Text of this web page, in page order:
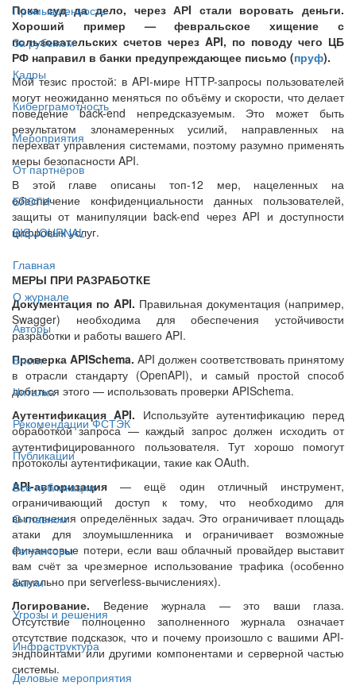
Промышленность
За рубежом
Кадры
Киберграмотность
Мероприятия
От партнёров
БЛОГИ
BIS JOURNAL
Главная
О журнале
Авторы
Блоги
Читалка
Рекомендации ФСТЭК
Публикации
Все публикации
О главном
Регуляторы
Банки
Угрозы и решения
Инфраструктура
Деловые мероприятия
Пока суд да дело, через АРI стали воровать деньги.
Хороший пример — февральское хищение с
пользовательских счетов через API, по поводу чего ЦБ
РФ направил в банки предупреждающее письмо (пруф).
Мой тезис простой: в API-мире HTTP-запросы пользователей
могут неожиданно меняться по объёму и скорости, что делает
поведение back-end непредсказуемым. Это может быть
результатом злонамеренных усилий, направленных на
перехват управления системами, поэтому разумно применять
меры безопасности API.
В этой главе описаны топ-12 мер, нацеленных на
обеспечение конфиденциальности данных пользователей,
защиты от манипуляции back-end через API и доступности
цифровых услуг.
МЕРЫ ПРИ РАЗРАБОТКЕ
Документация по API. Правильная документация (например,
Swagger) необходима для обеспечения устойчивости
разработки и работы вашего API.
Проверка APISchema. API должен соответствовать принятому
в отрасли стандарту (OpenAPI), и самый простой способ
добиться этого — использовать проверки APISchema.
Аутентификация API. Используйте аутентификацию перед
обработкой запроса — каждый запрос должен исходить от
аутентифицированного пользователя. Тут хорошо помогут
протоколы аутентификации, такие как OAuth.
API-авторизация — ещё один отличный инструмент,
ограничивающий доступ к тому, что необходимо для
выполнения определённых задач. Это ограничивает площадь
атаки для злоумышленника и ограничивает возможные
финансовые потери, если ваш облачный провайдер выставит
вам счёт за чрезмерное использование трафика (особенно
актуально при serverless-вычислениях).
Логирование. Ведение журнала — это ваши глаза.
Отсутствие полноценно заполненного журнала означает
отсутствие подсказок, что и почему произошло с вашими API-
эндпойнтами или другими компонентами и серверной частью
системы.